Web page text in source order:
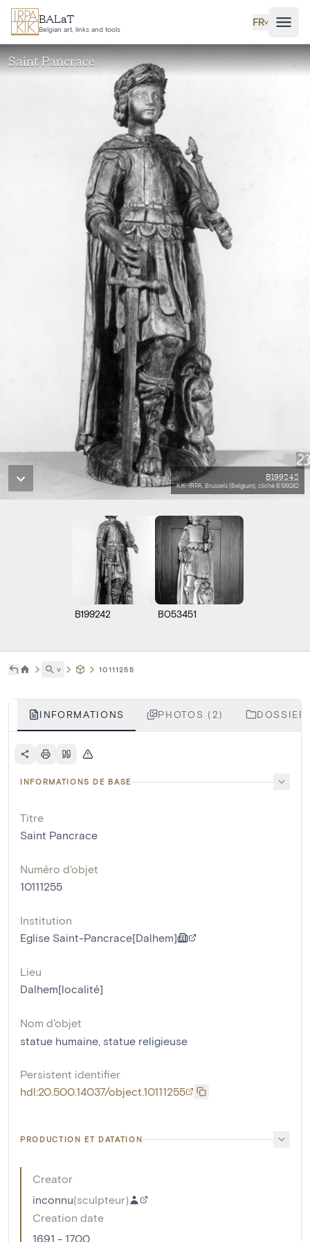
Aller au contenu principal
BALaT
Belgian art, links and tools
FR˅
Saint Pancrace
B199242
KIK-IRPA, Brussels (Belgium), cliché B199242
B199242 B053451
˅ 10111255
INFORMATIONS PHOTOS (2)
INFORMATIONS DE BASE
Titre
Saint Pancrace
Numéro d'objet
10111255
Institution
Eglise Saint-Pancrace[Dalhem]
Lieu
Dalhem[localité]
Nom d'objet
statue humaine, statue religieuse
Persistent identifier
hdl:20.500.14037/object.10111255
PRODUCTION ET DATATION
Creator
inconnu(sculpteur)
Creation date
1691 - 1700